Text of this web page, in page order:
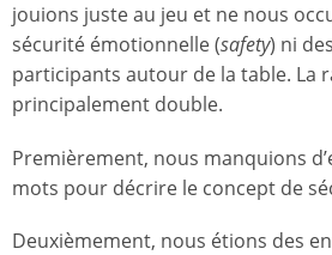
jouions juste au jeu et ne nous
sécurité émotionnelle (safety) ni
participants autour de la table. La
principalement double.
Premièrement, nous manquions
mots pour décrire le concept de
Deuxièmement, nous étions des